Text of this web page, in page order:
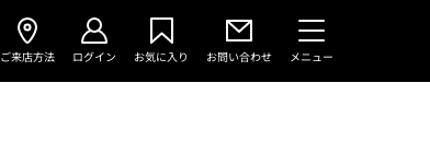
ご来店方法 ログイン お気に入り お問い合わせ メニュー